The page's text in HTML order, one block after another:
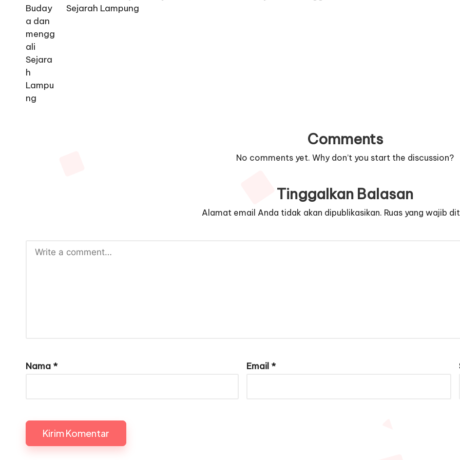
Sejarah Lampung
Comments
No comments yet. Why don’t you start the discussion?
Tinggalkan Balasan
Alamat email Anda tidak akan dipublikasikan. Ruas yang wajib
Nama * Email *